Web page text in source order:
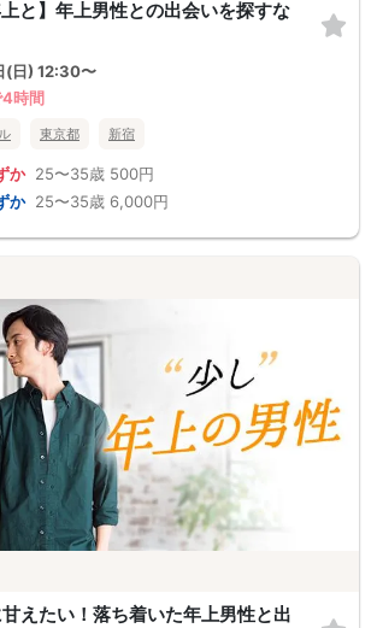
上と】年上男性との出会いを探すな
(日) 12:30〜
時間
東京都 新宿
か 25〜35歳 500円
か 25〜35歳 6,000円
えたい！落ち着いた年上男性と出